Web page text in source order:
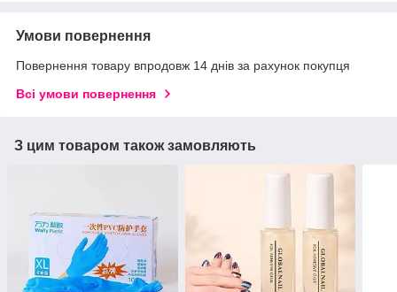
Умови повернення
Повернення товару впродовж 14 днів за рахунок покупця
Всі умови повернення
З цим товаром також замовляють